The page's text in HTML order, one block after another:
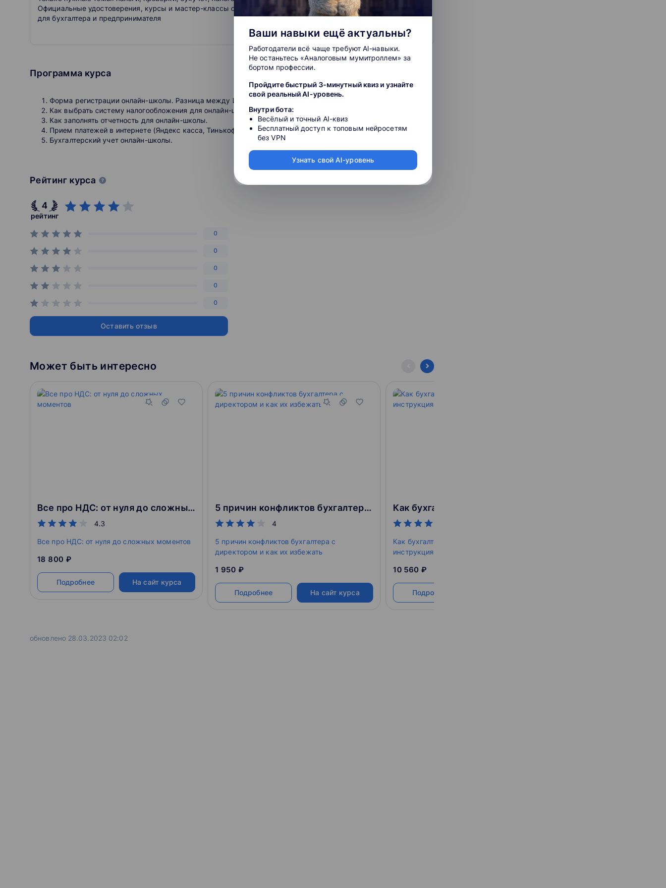
Официальные удостоверения, курсы и мастер-классы с лучшими лекторами страны и профпереподготовка
для бухгалтера и предпринимателя
Программа курса
Форма регистрации онлайн-школы. Разница между ИП, ООО, самозанятым.
Как выбрать систему налогообложения для онлайн-школы: ОСН, УСН, патент (только ИП), самозанятый
Как заполнять отчетность для онлайн-школы.
Прием платежей в интернете (Яндекс касса, Тинькофф интернет эквайринг, Робокасса, Яндекс деньги и т.д).
Бухгалтерский учет онлайн-школы.
Рейтинг курса
4
рейтинг
0
0
0
0
0
Оставить отзыв
Может быть интересно
Все про НДС: от нуля до сложных моментов
4.3
Все про НДС: от нуля до сложных моментов
18 800 ₽
Подробнее На сайт курса
5 причин конфликтов бухгалтера с директором и как их избежать
4
5 причин конфликтов бухгалтера с
директором и как их избежать
1 950 ₽
Подробнее На сайт курса
Как бухгалтеру уйти в аутсорс: пошаговая
инструкция
10 560 ₽
Подробнее
обновлено 28.03.2023 02:02
Ваши навыки ещё актуальны?
Работодатели всё чаще требуют AI-навыки.
Не останьтесь «Аналоговым мумитроллем» за
бортом профессии.
Пройдите быстрый 3-минутный квиз и узнайте
свой реальный AI-уровень.
Внутри бота:
Весёлый и точный AI-квиз
Бесплатный доступ к топовым нейросетям
без VPN
Узнать свой AI-уровень